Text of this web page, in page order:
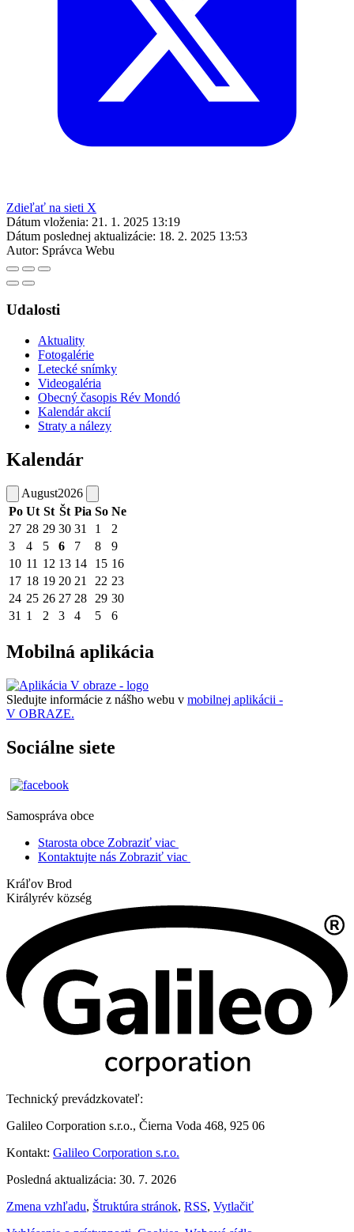
Zdieľať na sieti X
Dátum vloženia: 21. 1. 2025 13:19
Dátum poslednej aktualizácie: 18. 2. 2025 13:53
Autor: Správca Webu
Udalosti
Aktuality
Fotogalérie
Letecké snímky
Videogaléria
Obecný časopis Rév Mondó
Kalendár akcií
Straty a nálezy
Kalendár
August2026
Po Ut St Št Pia So Ne
27 28 29 30 31 1
2
3
4 5 6 7 8
9
10 11 12 13 14 15 16
17 18 19 20 21 22 23
24 25 26 27 28 29 30
31 1 2 3 4 5 6
Mobilná aplikácia
Sledujte informácie z nášho webu v mobilnej aplikácii -
V OBRAZE.
Sociálne siete
Samospráva obce
Starosta obce Zobraziť viac
Kontaktujte nás Zobraziť viac
Kráľov Brod
Királyrév község
Technický prevádzkovateľ:
Galileo Corporation s.r.o., Čierna Voda 468, 925 06
Kontakt: Galileo Corporation s.r.o.
Posledná aktualizácia: 30. 7. 2026
Zmena vzhľadu, Štruktúra stránok, RSS, Vytlačiť